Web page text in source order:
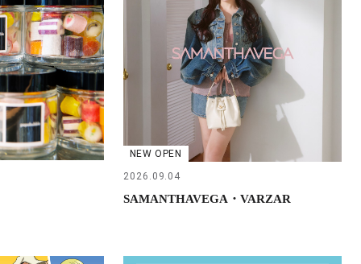
NEW OPEN
2026.09.04
SAMANTHAVEGA・VARZAR